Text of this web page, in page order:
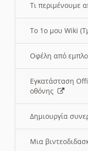
Τι περιμένουμε
Το 1ο μου Wiki
Οφέλη από
Εγκατάσταση
οθόνης
Δημιουργία
Μια